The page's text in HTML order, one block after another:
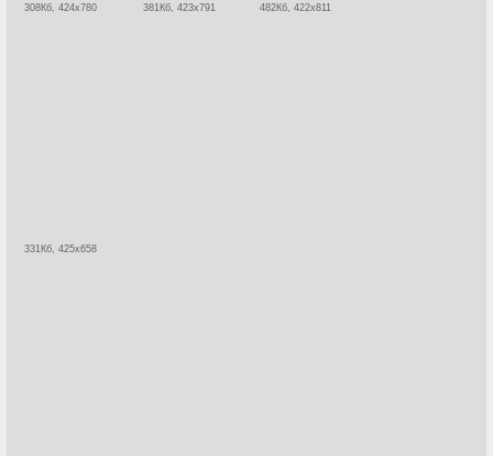
308Кб, 424x780 381Кб, 423x791 482Кб, 422x811
331Кб, 425x658